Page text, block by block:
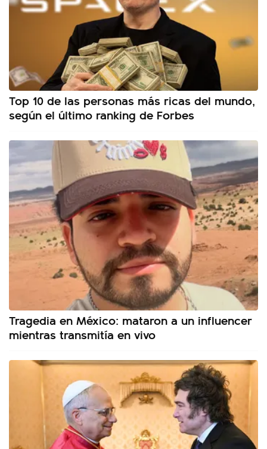
Top 10 de las personas más ricas del mundo,
según el último ranking de Forbes
Tragedia en México: mataron a un influencer
mientras transmitía en vivo